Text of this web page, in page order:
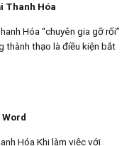
Thanh Hóa
Hóa “chuyên gia gỡ rối”
thành thạo là điều kiện bắt
Hóa Khi làm việc với